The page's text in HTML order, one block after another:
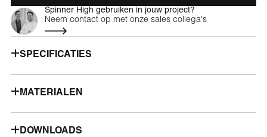
Spinner High gebruiken in jouw project?
Neem contact op met onze sales collega's
SPECIFICATIES
MATERIALEN
DOWNLOADS